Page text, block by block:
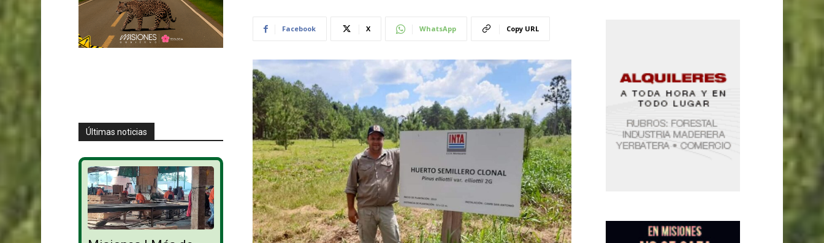
Últimas noticias
Facebook X WhatsApp Copy URL